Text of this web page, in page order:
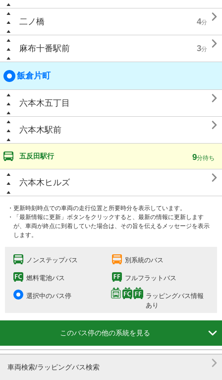
二ノ橋 4分 
麻布十番駅前 3分 
飯倉片町
六本木五丁目 
六本木駅前 
五反田駅行 9分待ち
六本木ヒルズ 
・更新時刻時点での車両の走行位置と所要時分を表示しています。
・「最新情報に更新」ボタンをクリックすると、最新の情報に更新します
が、車両が終点に到着していた場合は、その旨を伝えるメッセージを表示
します。
ノンステップバス 別系統のバス
燃料電池バス フルフラットバス
選択中のバス停
ラッピングバス情報
あり
このバス停の他の系統を見る 
車両検索/ラッピングバス検索 